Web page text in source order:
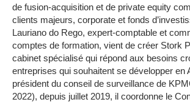
de fusion-acquisition et de private equity
clients majeurs, corporate et fonds
Lauriano do Rego, expert-comptable et
comptes de formation, vient de créer Stork
cabinet spécialisé qui répond aux besoins
entreprises qui souhaitent se développer en
président du conseil de surveillance de
2022), depuis juillet 2019, il coordonne le